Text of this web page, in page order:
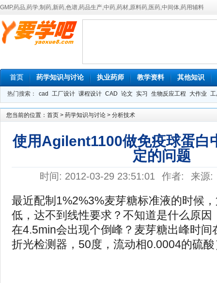
GMP,药品,药学,制药,新药,色谱,药品生产,中药,药材,原料药,医药,中间体,药用辅料
首页 药学知识与讨论 执业药师 教学资料 其他知识
热门搜索： cad 工厂设计 课程设计 CAD 论文 实习 生物反应工程 大作业
您当前的位置： 首页 > 药学知识与讨论 > 分析技术
使用Agilent1100做免疫球蛋白
定的问题
时间: 2012-03-29 23:51:01 作者: 来源:
最近配制1%2%3%麦芽糖标准液的时候
低，达不到线性要求？不知道是什么原因
在4.5min会出现个倒峰？麦芽糖出峰时间
折光检测器，50度，流动相0.0004的硫酸